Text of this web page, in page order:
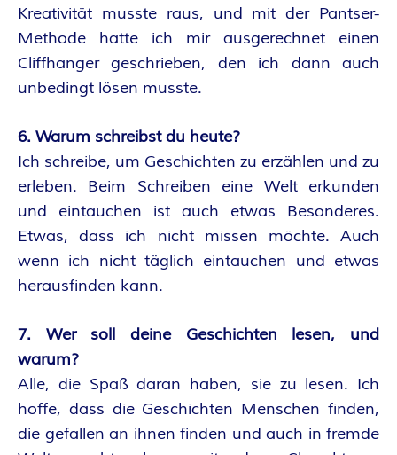
U
T
O
R
:
I
N
N
E
N
Kreativität musste raus, und mit der Pantser-
Methode hatte ich mir ausgerechnet einen
Cliffhanger geschrieben, den ich dann auch
unbedingt lösen musste.
6. Warum schreibst du heute?
Ich schreibe, um Geschichten zu erzählen und zu
erleben. Beim Schreiben eine Welt erkunden
und eintauchen ist auch etwas Besonderes.
Etwas, dass ich nicht missen möchte. Auch
wenn ich nicht täglich eintauchen und etwas
herausfinden kann.
7. Wer soll deine Geschichten lesen, und
warum?
Alle, die Spaß daran haben, sie zu lesen. Ich
hoffe, dass die Geschichten Menschen finden,
die gefallen an ihnen finden und auch in fremde